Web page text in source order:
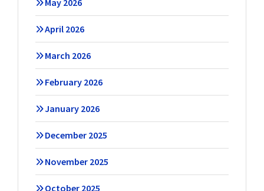
April 2026
March 2026
February 2026
January 2026
December 2025
November 2025
October 2025